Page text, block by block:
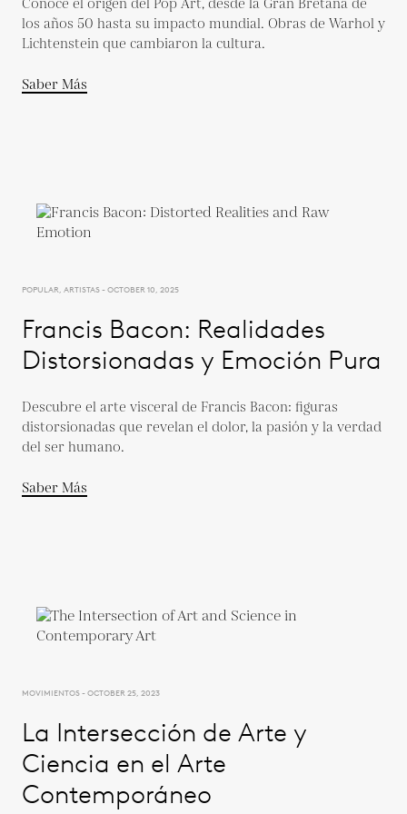
los años 50 hasta su impacto mundial. Obras de Warhol y
Lichtenstein que cambiaron la cultura.
Saber Más
POPULAR, ARTISTAS - OCTOBER 10, 2025
Francis Bacon: Realidades
Distorsionadas y Emoción Pura
Descubre el arte visceral de Francis Bacon: figuras
distorsionadas que revelan el dolor, la pasión y la verdad
del ser humano.
Saber Más
MOVIMIENTOS - OCTOBER 25, 2023
La Intersección de Arte y
Ciencia en el Arte
Contemporáneo